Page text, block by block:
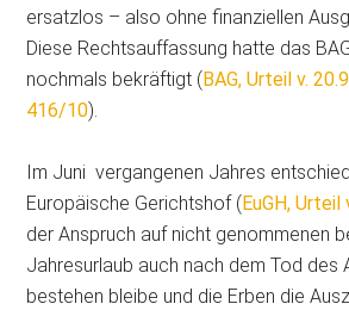
ersatzlos – also ohne finanziellen
Diese Rechtsauffassung hatte das
nochmals bekräftigt ( BAG, Urteil v.
416/10).
Im Juni vergangenen Jahres
Europäische Gerichtshof ( EuGH,
der Anspruch auf nicht genommenen
Jahresurlaub auch nach dem Tod des
bestehen bleibe und die Erben die